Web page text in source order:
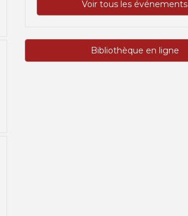
Voir tous les événements
Bibliothèque en ligne